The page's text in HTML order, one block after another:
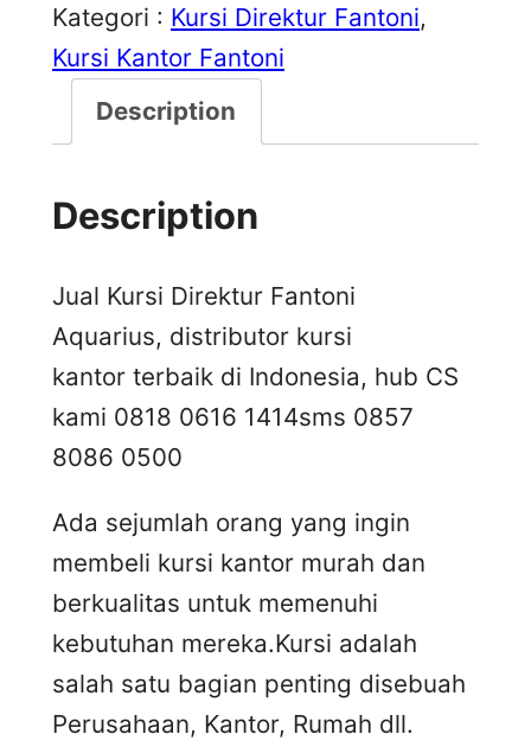
Kategori : Kursi Direktur Fantoni
Kursi Kantor Fantoni
Description
Description
Jual Kursi Direktur Fantoni
Aquarius, distributor kursi
kantor terbaik di Indonesia, hub CS
kami 0818 0616 1414sms 0857
8086 0500
Ada sejumlah orang yang ingin
membeli kursi kantor murah dan
berkualitas untuk memenuhi
kebutuhan mereka.Kursi adalah
salah satu bagian penting disebuah
Perusahaan, Kantor, Rumah dll.